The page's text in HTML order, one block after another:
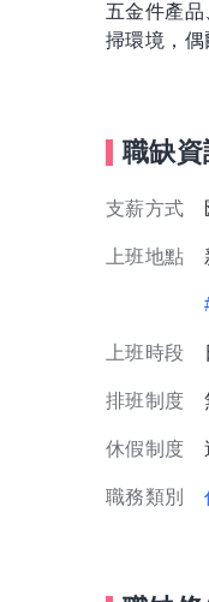
五金件產
掃環境，偶
職缺資
支薪方式
上班地點
上班時段
排班制度
休假制度
職務類別